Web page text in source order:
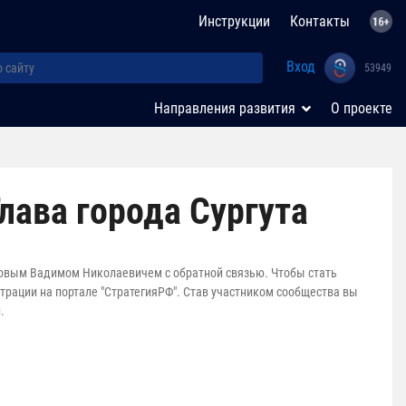
Инструкции Контакты
Вход 53949
Направления развития О проекте
города Сургута
Вадимом Николаевичем с обратной связью. Чтобы стать
на портале "СтратегияРФ". Став участником сообщества вы